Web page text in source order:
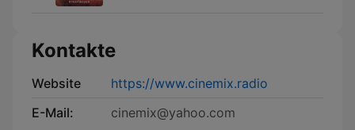
Kontakte
Website
https://www.cinemix.radio
E-Mail:
cinemix@yahoo.com